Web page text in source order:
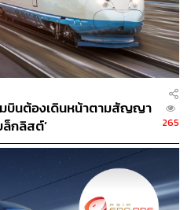
บินต้องเดินหน้าตามสัญญา
ล็กลิสต์’
265